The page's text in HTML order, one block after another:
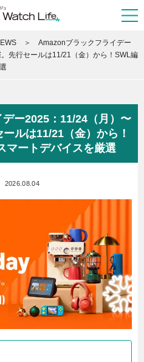
Amazonブラックフライデー
先行セールは11/21（金）から！SWL編
ー2025：11/24（月）〜
ルは11/21（金）から！
マートデバイスを厳選
2026.08.04